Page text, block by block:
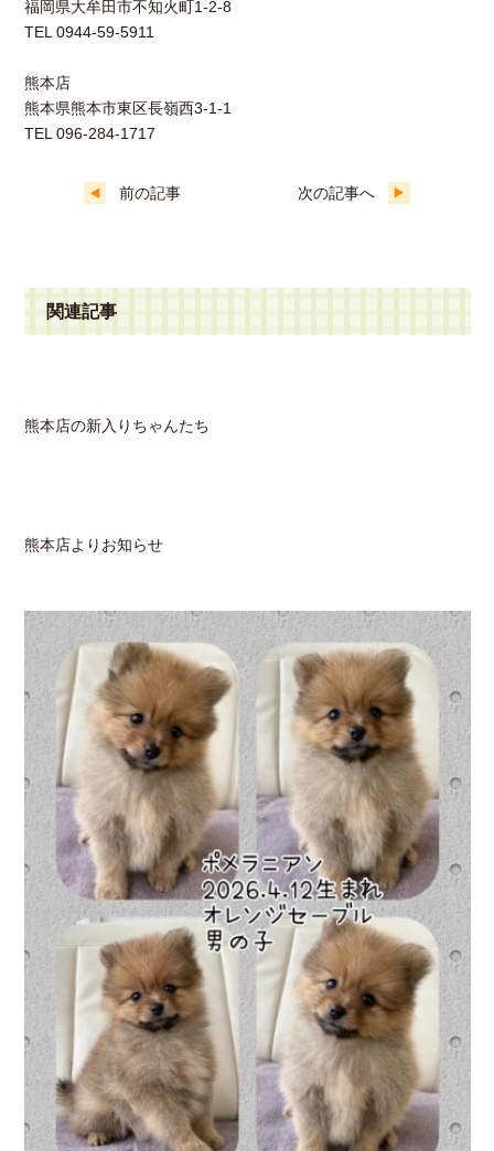
福岡県大牟田市不知火町1-2-8
TEL 0944-59-5911
熊本店
熊本県熊本市東区長嶺西3-1-1
TEL 096-284-1717
前の記事 次の記事へ
関連記事
熊本店の新入りちゃんたち
熊本店よりお知らせ